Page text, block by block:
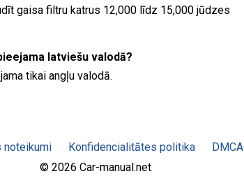
gaisa filtru katrus 12,000 līdz 15,000 jūdzes
latviešu valodā?
tikai angļu valodā.
noteikumi Konfidencialitātes politika
DMCA
© 2026 Car-manual.net